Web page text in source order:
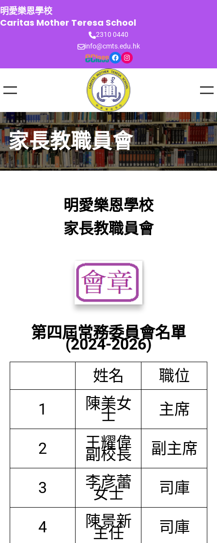
跳
至
主
明愛樂恩學校
Caritas Mother Teresa School
2310 0440
info@cmts.edu.hk
Facebook Instagram
家長教職員會
明愛樂恩學校
家長教職員會
第四屆常務委員會名單
(2024-2026)
姓名
職位
1
陳美女
士 主席
2 王耀偉
副校長 副主席
3 李彦蕾
女士 司庫
4 陳景新
主任 司庫